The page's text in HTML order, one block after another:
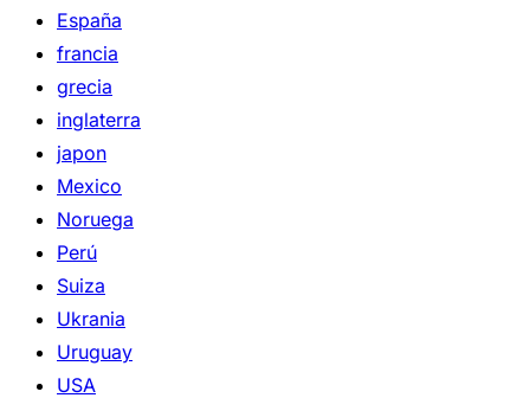
España
francia
grecia
inglaterra
japon
Mexico
Noruega
Perú
Suiza
Ukrania
Uruguay
USA